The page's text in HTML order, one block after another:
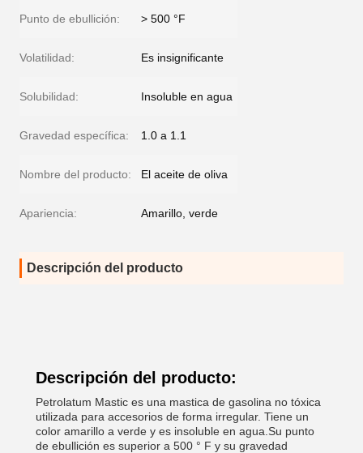
Punto de ebullición: > 500 °F
Volatilidad: Es insignificante
Solubilidad: Insoluble en agua
Gravedad específica: 1.0 a 1.1
Nombre del producto: El aceite de oliva
Apariencia: Amarillo, verde
Descripción del producto
Descripción del producto:
Petrolatum Mastic es una mastica de gasolina no tóxica
utilizada para accesorios de forma irregular. Tiene un
color amarillo a verde y es insoluble en agua.Su punto
de ebullición es superior a 500 ° F y su gravedad